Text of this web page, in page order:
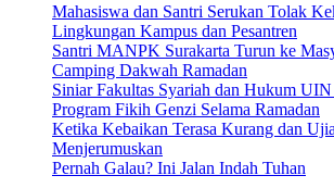
Mahasiswa dan Santri Serukan Tolak
Lingkungan Kampus dan Pesantren
Santri MANPK Surakarta Turun ke
Camping Dakwah Ramadan
Siniar Fakultas Syariah dan Hukum
Program Fikih Genzi Selama Ramadan
Ketika Kebaikan Terasa Kurang dan
Menjerumuskan
Pernah Galau? Ini Jalan Indah Tuhan